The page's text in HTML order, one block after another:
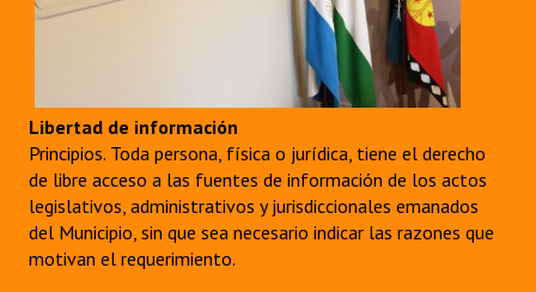
Libertad de información
Principios. Toda persona, física o jurídica, tiene el derecho
de libre acceso a las fuentes de información de los actos
legislativos, administrativos y jurisdiccionales emanados
del Municipio, sin que sea necesario indicar las razones que
motivan el requerimiento.